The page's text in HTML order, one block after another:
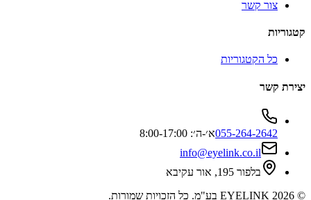
צור קשר
קטגוריות
כל הקטגוריות
יצירת קשר
055-264-2642א׳-ה׳: 8:00-17:00
info@eyelink.co.il
בלפור 195, אור עקיבא
©
2026 EYELINK בע"מ . כל הזכויות שמורות.